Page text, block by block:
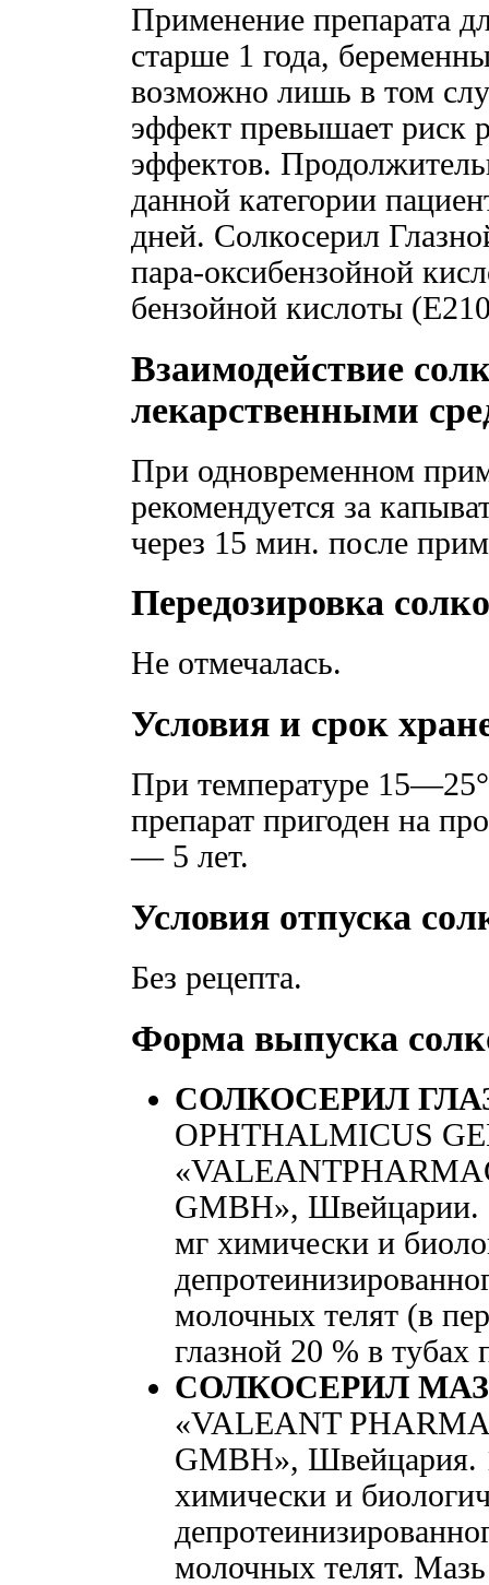
Применение препарата
старше 1 года,
возможно лишь в том
эффект превышает риск
эффектов.
данной категории
дней. Солкосерил
пара-оксибензойной
бензойной кислоты
Взаимодействие
лекарственными
При одновременном
рекомендуется за
через 15 мин. после
Передозировка
Не отмечалась.
Условия и срок
При температуре
препарат пригоден на
— 5 лет.
Условия отпуска
Без рецепта.
Форма выпуска
СОЛКОСЕРИЛ
OPHTHALMICUS
GMBH», Швейцарии.
мг химически и
молочных телят (в
глазной 20 % в тубах
СОЛКОСЕРИЛ
«VALEANT
GMBH», Швейцария.
химически и
молочных телят. Мазь